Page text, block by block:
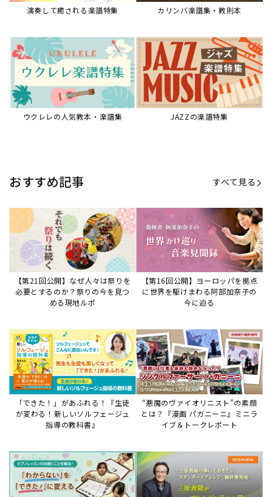
【第21回公開】なぜ人々は祭りを
必要とするのか？祭りの今を見つ
める現地ルポ
【第16回公開】ヨーロッパを拠点
に世界を駆けまわる阿部加奈子の
今に迫る
「できた！」があふれる！『生徒
指導の教科書』
イブ＆トークレポート
ード活用術
サイトからのお知らせ
2026年8月6日
8月6日障害発生のお知らせ